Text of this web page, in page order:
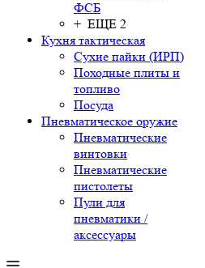
ФСБ
+ ЕЩЕ 2
Кухня тактическая
Сухие пайки (ИРП)
Походные плиты и
топливо
Посуда
Пневматическое оружие
Пневматические
винтовки
Пневматические
пистолеты
Пули для
пневматики /
аксессуары